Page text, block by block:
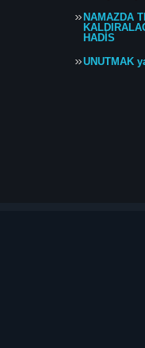
NAMAZDA
HADİS
UNUTMAK